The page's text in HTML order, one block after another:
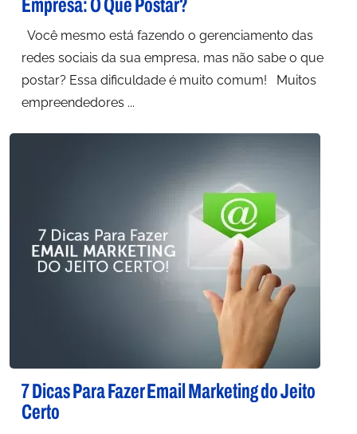
Empresa: O Que Postar?
Você mesmo está fazendo o gerenciamento das
redes sociais da sua empresa, mas não sabe o que
postar? Essa dificuldade é muito comum! Muitos
empreendedores ...
7 Dicas Para Fazer Email Marketing do Jeito
Certo